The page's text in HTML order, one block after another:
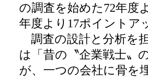
の調査を始めた72年度
年度より17ポイントア
調査の設計と分析を
は「昔の〝企業戦士〟
が、一つの会社に骨を